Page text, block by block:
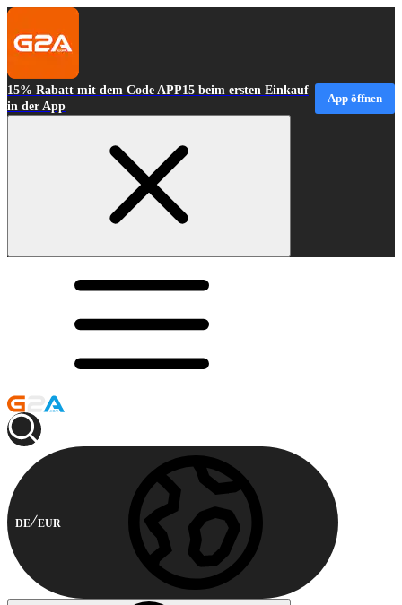
15% Rabatt mit dem Code APP15 beim ersten Einkauf
in der App
App öffnen
DE EUR